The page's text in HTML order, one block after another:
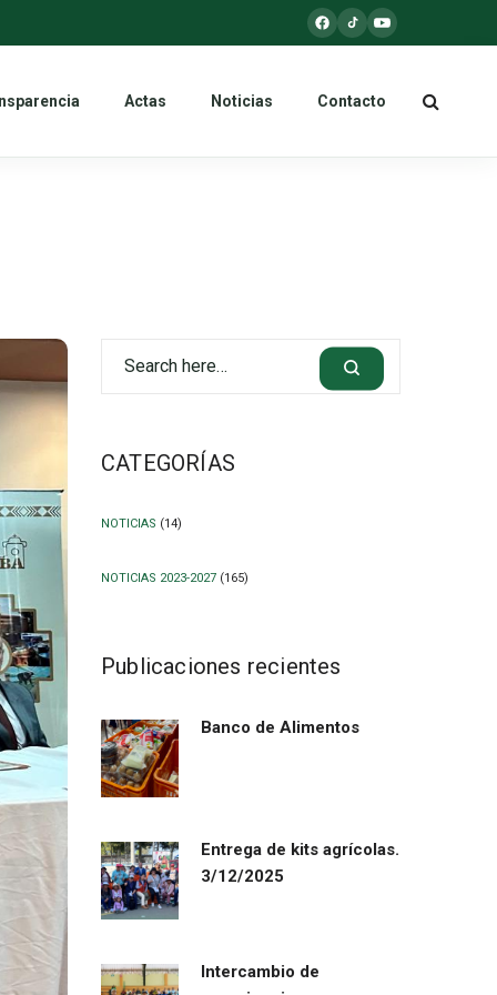
Actas Noticias Contacto
CATEGORÍAS
NOTICIAS (14)
NOTICIAS 2023-2027 (165)
Publicaciones recientes
Banco de Alimentos
Entrega de kits agrícolas.
3/12/2025
Intercambio de